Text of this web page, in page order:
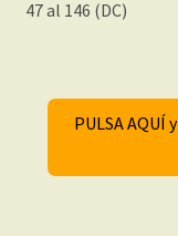
47 al 146 (DC)
PULSA